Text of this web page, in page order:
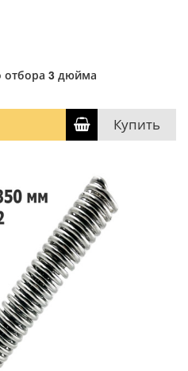
отбора 3 дюйма
Купить